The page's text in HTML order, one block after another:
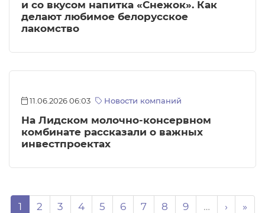
и со вкусом напитка «Снежок». Как
делают любимое белорусское
лакомство
11.06.2026 06:03 Новости компаний
На Лидском молочно-консервном
комбинате рассказали о важных
инвестпроектах
Page
1 Page
2 Page
3 Page
4 Page
5 Page
6 Page
7 Page
8 Page
9 … › »